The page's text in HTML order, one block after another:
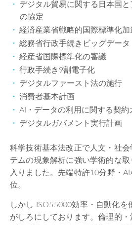
デジタル貿易に関する日本国
の協定
経済産業省戦略的国際標準化加
総務省行政手続きビッグデータ
経産省国際標準化の審議
行政手続き9割電子化
デジタルファースト法の施行
消費者基本計画
AI・データの利用に関する契約
デジタルガバメント実行計画
科学技術基本法改正で人文・社
テムの現象解析に強い学術的な
入りました。先端特許10分野・
位。
しかし ISO55000効率・自動化を
がしろにしております。倫理的・